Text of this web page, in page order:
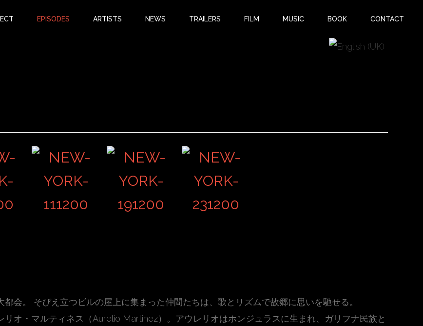
EPISODES ARTISTS NEWS TRAILERS FILM MUSIC BOOK CONTACT
会。 そびえ立つビルの屋上に集まった仲間たちは、歌とリズムで故郷に思いを馳せる。
オ・マルティネス（Aurelio Martinez）。アウレリオはホンジュラスに生まれ、ガリフナ民族と